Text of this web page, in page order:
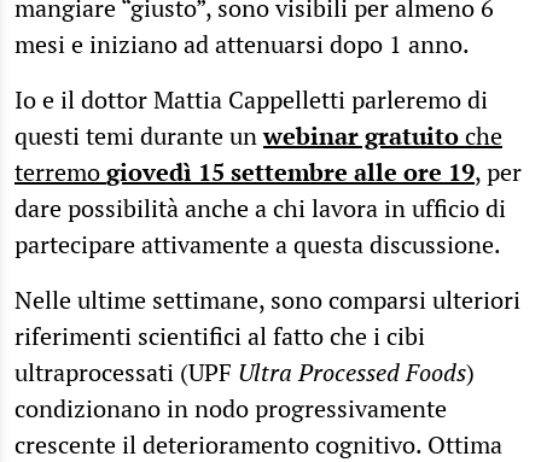
mangiare “giusto”, sono visibili per almeno 6
mesi e iniziano ad attenuarsi dopo 1 anno.
Io e il dottor Mattia Cappelletti parleremo di
questi temi durante unwebinar gratuitoche
terremogiovedì 15 settembre alle ore 19, per
dare possibilità anche a chi lavora in ufficio di
partecipare attivamente a questa discussione.
Nelle ultime settimane, sono comparsi ulteriori
riferimenti scientifici al fatto che i cibi
ultraprocessati (UPF Ultra Processed Foods)
condizionano in nodo progressivamente
crescente il deterioramento cognitivo. Ottima